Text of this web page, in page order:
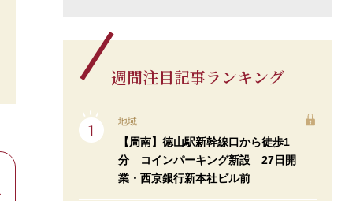
週間注目記事ランキング
地域
【周南】徳山駅新幹線口から徒歩1
分 コインパーキング新設 27日開
業・西京銀行新本社ビル前